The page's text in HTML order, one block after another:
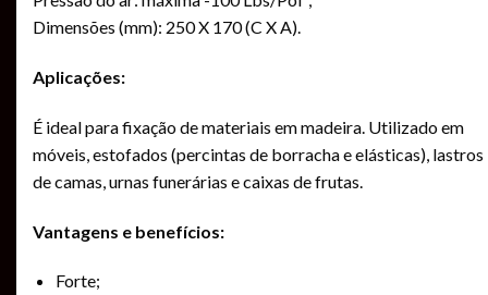
Dimensões (mm): 250 X 170 (C X A).
Aplicações:
É ideal para fixação de materiais em madeira. Utilizado em
móveis, estofados (percintas de borracha e elásticas), lastros
de camas, urnas funerárias e caixas de frutas.
Vantagens e benefícios:
Forte;